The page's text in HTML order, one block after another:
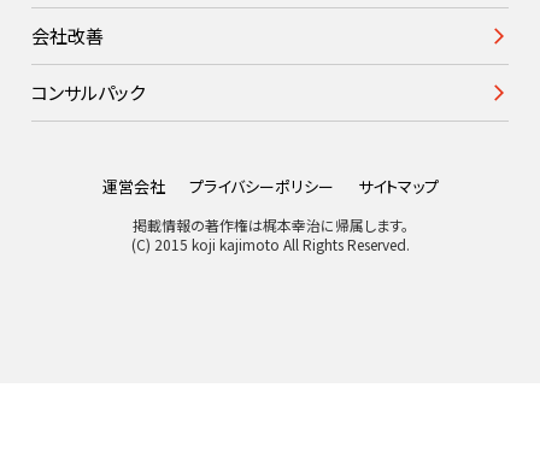
会社改善
コンサルパック
運営会社 プライバシーポリシー サイトマップ
掲載情報の著作権は梶本幸治に帰属します。
(C) 2015 koji kajimoto All Rights Reserved.